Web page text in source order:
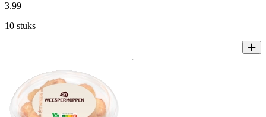
3.99
10 stuks